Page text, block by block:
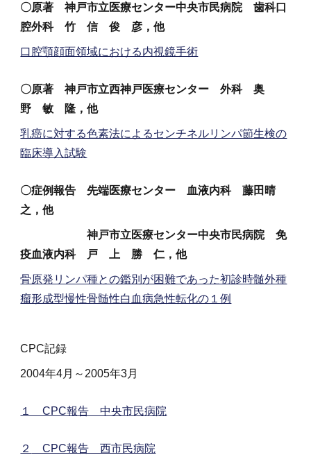
〇原著 神戸市立医療センター中央市民病院 歯科口
腔外科 竹 信 俊 彦，他
口腔顎顔面領域における内視鏡手術
〇原著 神戸市立西神戸医療センター 外科 奥
野 敏 隆，他
乳癌に対する色素法によるセンチネルリンパ節生検の
臨床導入試験
〇症例報告 先端医療センター 血液内科 藤田晴
之，他
神戸市立医療センター中央市民病院 免
疫血液内科 戸 上 勝 仁，他
骨原発リンパ種との鑑別が困難であった初診時髄外種
瘤形成型慢性骨髄性白血病急性転化の１例
CPC記録
2004年4月～2005年3月
１ CPC報告 中央市民病院
２ CPC報告 西市民病院